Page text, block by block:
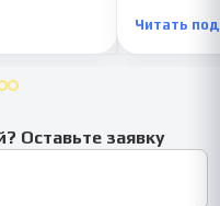
Читать
Оставьте заявку